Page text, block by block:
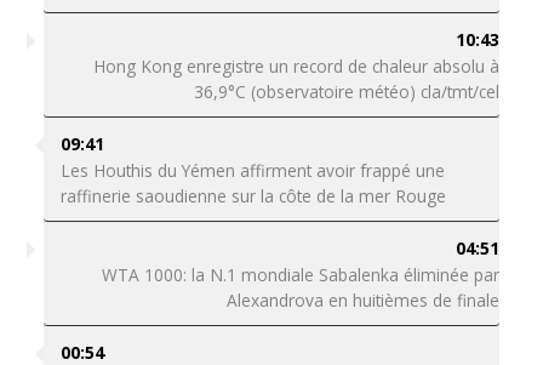
10:43
Hong Kong enregistre un record de chaleur absolu à
36,9°C (observatoire météo) cla/tmt/cel
09:41
Les Houthis du Yémen affirment avoir frappé une
raffinerie saoudienne sur la côte de la mer Rouge
04:51
WTA 1000: la N.1 mondiale Sabalenka éliminée par
Alexandrova en huitièmes de finale
00:54